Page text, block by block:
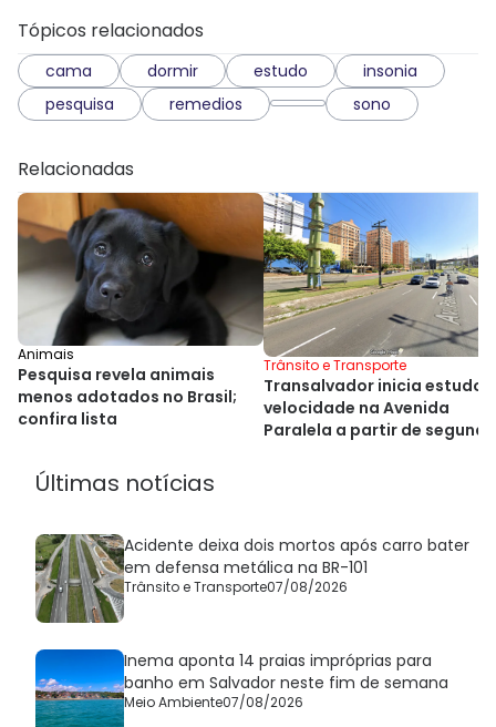
Tópicos relacionados
cama dormir estudo
insonia
pesquisa
remedios sono
Relacionadas
Animais
Pesquisa revela animais
menos adotados no Brasil;
confira lista
Trânsito e Transporte
Transalvador inicia estudo
velocidade na Avenida
Paralela a partir de segunda
Últimas notícias
Acidente deixa dois mortos após carro bater
em defensa metálica na BR-101
Trânsito e Transporte07/08/2026
Inema aponta 14 praias impróprias para
banho em Salvador neste fim de semana
Meio Ambiente07/08/2026